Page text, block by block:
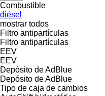
Combustible
diésel
mostrar todos
Filtro antipartículas
Filtro antipartículas
EEV
EEV
Depósito de AdBlue
Depósito de AdBlue
Tipo de caja de cambios